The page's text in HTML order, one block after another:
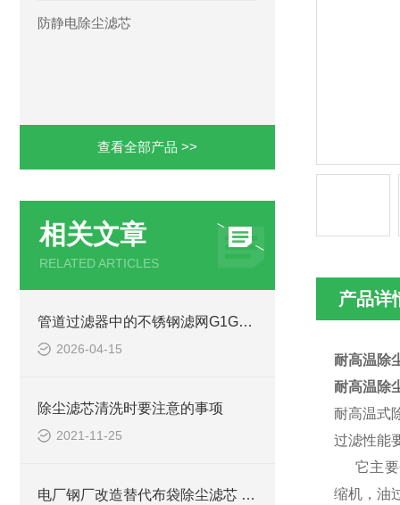
防静电除尘滤芯
查看全部产品 >>
相关文章
RELATED ARTICLES
管道过滤器中的不锈钢滤网G1G1.5安装注意事项
2026-04-15
除尘滤芯清洗时要注意的事项
2021-11-25
电厂钢厂改造替代布袋除尘滤芯 布袋除尘滤芯 除尘器替代布袋常用滤芯介绍
产品详
耐高温除
耐高温除
耐高温式
过滤性能
它主要
缩机，油